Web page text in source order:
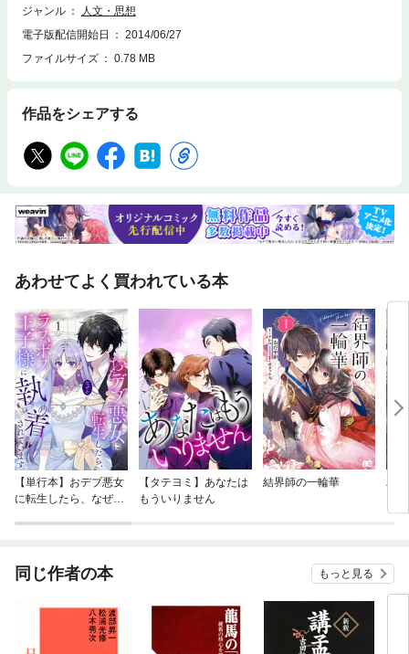
に“私”を“更新” してやまなかった松陰の「死生観」を学ぶ。
ジャンル
人文・思想
電子版配信開始日
2014/06/27
ファイルサイズ
0.78 MB
作品をシェアする
あわせてよく買われている本
【単行本】おデブ悪女
に転生したら、なぜか
【タテヨミ】あなたは
もういりません
結界師の一輪華
バ
今
同じ作者の本 もっと見る